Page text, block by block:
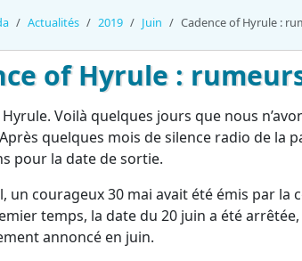
Actualités 2019 Juin Cadence of Hyrule :
of Hyrule :
Voilà quelques jours que nous
quelques mois de silence radio de la
pour la date de sortie.
un courageux 30 mai avait été émis par
temps, la date du 20 juin a été
annoncé en juin.